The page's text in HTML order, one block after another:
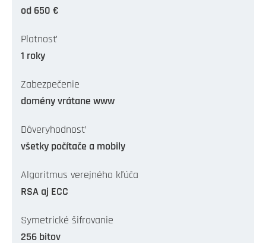
od 650 €
Platnosť
1 roky
Zabezpečenie
domény vrátane www
Dôveryhodnosť
všetky počítače a mobily
Algoritmus verejného kľúča
RSA aj ECC
Symetrické šifrovanie
256 bitov